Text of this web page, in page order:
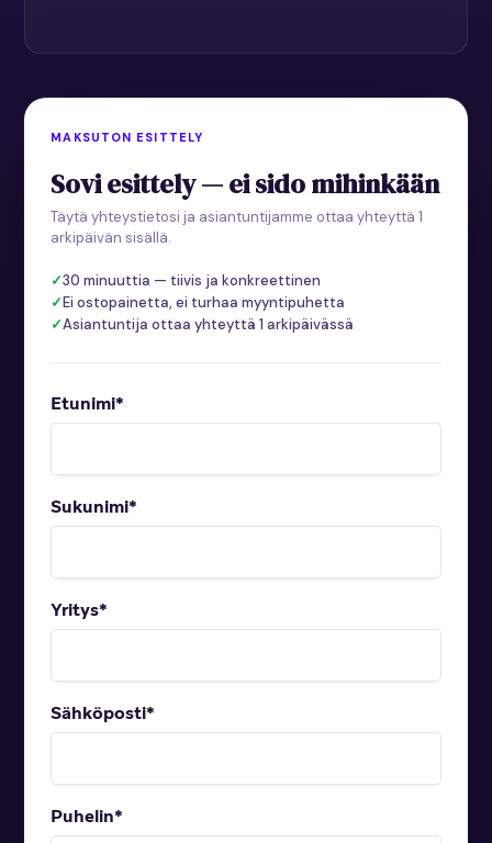
MAKSUTON ESITTELY
Sovi esittely — ei sido mihinkään
Täytä yhteystietosi ja asiantuntijamme ottaa yhteyttä 1
arkipäivän sisällä.
30 minuuttia — tiivis ja konkreettinen
Ei ostopainetta, ei turhaa myyntipuhetta
Asiantuntija ottaa yhteyttä 1 arkipäivässä
Etunimi*
Sukunimi*
Yritys*
Sähköposti*
Puhelin*